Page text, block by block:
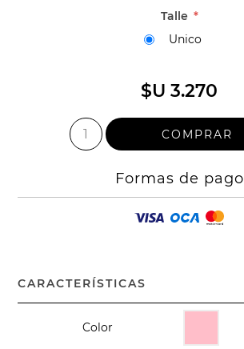
Talle *
Unico
$U 3.270
Formas de pago
CARACTERÍSTICAS
Color